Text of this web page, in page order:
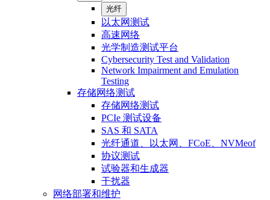
光纤
以太网测试
高速网络
光学制造测试平台
Cybersecurity Test and Validation
Network Impairment and Emulation
Testing
存储网络测试
存储网络测试
PCIe 测试设备
SAS 和 SATA
光纤通道、以太网、FCoE、NVMeof
协议测试
试验器和生成器
干扰器
网络部署和维护